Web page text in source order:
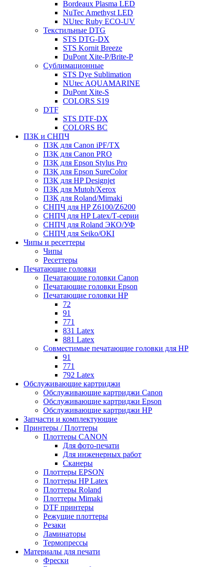
Bordeaux Plasma LED
NuTec Amethyst LED
NUtec Ruby ECO-UV
Текстильные DTG
STS DTG-DX
STS Kornit Breeze
DuPont Xite-P/Brite-P
Сублимационные
STS Dye Sublimation
NUtec AQUAMARINE
DuPont Xite-S
COLORS S19
DTF
STS DTF-DX
COLORS BC
ПЗК и СНПЧ
ПЗК для Canon iPF/TX
ПЗК для Canon PRO
ПЗК для Epson Stylus Pro
ПЗК для Epson SureColor
ПЗК для HP Designjet
ПЗК для Mutoh/Xerox
ПЗК для Roland/Mimaki
СНПЧ для HP Z6100/Z6200
СНПЧ для HP Latex/Т-cерии
СНПЧ для Roland ЭКО/УФ
СНПЧ для Seiko/OKI
Чипы и ресеттеры
Чипы
Ресеттеры
Печатающие головки
Печатающие головки Canon
Печатающие головки Epson
Печатающие головки HP
72
91
771
831 Latex
881 Latex
Совместимые печатающие головки для HP
91
771
792 Latex
Обслуживающие картриджи
Обслуживающие картриджи Canon
Обслуживающие картриджи Epson
Обслуживающие картриджи HP
Запчасти и комплектующие
Принтеры / Плоттеры
Плоттеры CANON
Для фото-печати
Для инженерных работ
Сканеры
Плоттеры EPSON
Плоттеры HP Latex
Плоттеры Roland
Плоттеры Mimaki
DTF принтеры
Режущие плоттеры
Резаки
Ламинаторы
Термопрессы
Материалы для печати
Фрески